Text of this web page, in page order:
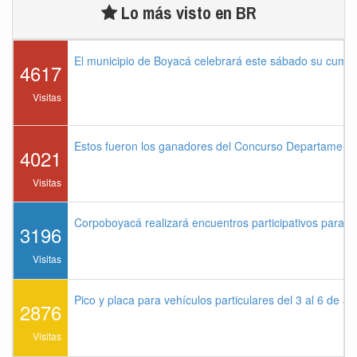
Lo más visto en BR
4617
Visitas
El municipio de Boyacá celebrará este sábado su
4021
Visitas
Estos fueron los ganadores del Concurso
3196
Visitas
Corpoboyacá realizará encuentros participativos para
2876
Visitas
Pico y placa para vehículos particulares del 3 al 6 de